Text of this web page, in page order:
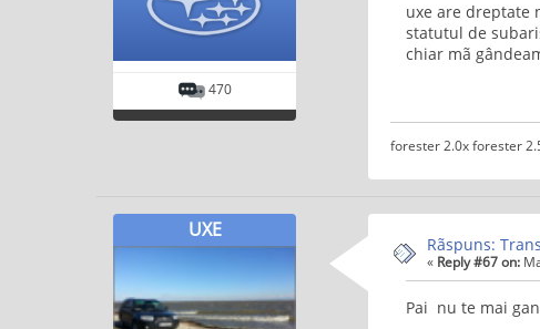
470
uxe are dreptate
statutul de
chiar mã
forester 2.0x forester
UXE
Rãspuns:
« Reply #67 on:
Pai nu te mai